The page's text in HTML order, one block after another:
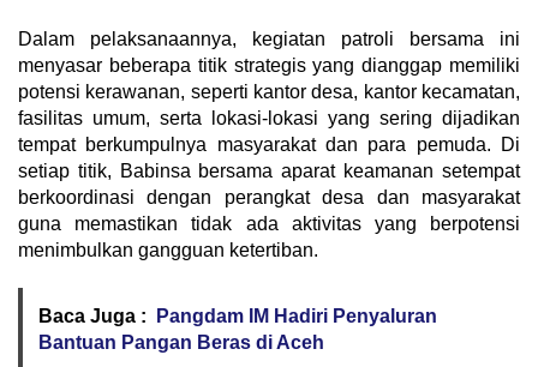
Dalam pelaksanaannya, kegiatan patroli bersama ini
menyasar beberapa titik strategis yang dianggap memiliki
potensi kerawanan, seperti kantor desa, kantor kecamatan,
fasilitas umum, serta lokasi-lokasi yang sering dijadikan
tempat berkumpulnya masyarakat dan para pemuda. Di
setiap titik, Babinsa bersama aparat keamanan setempat
berkoordinasi dengan perangkat desa dan masyarakat
guna memastikan tidak ada aktivitas yang berpotensi
menimbulkan gangguan ketertiban.
Baca Juga :
Pangdam IM Hadiri Penyaluran
Bantuan Pangan Beras di Aceh